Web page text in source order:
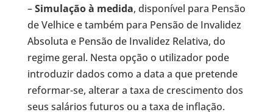
–Simulação à medida, disponível para Pensão
de Velhice e também para Pensão de Invalidez
Absoluta e Pensão de Invalidez Relativa, do
regime geral. Nesta opção o utilizador pode
introduzir dados como a data a que pretende
reformar-se, alterar a taxa de crescimento dos
seus salários futuros ou a taxa de inflação.